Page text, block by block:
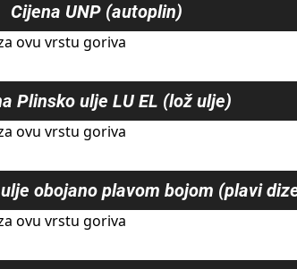
Cijena UNP (autoplin)
ovu vrstu goriva
Plinsko ulje LU EL (lož ulje)
ovu vrstu goriva
obojano plavom bojom (plavi
ovu vrstu goriva